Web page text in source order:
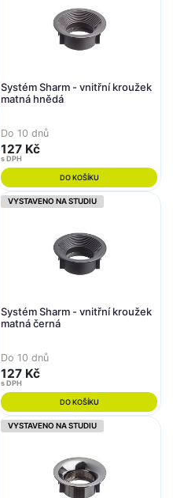
Systém Sharm - vnitřní kroužek
matná hnědá
Do 10 dnů
127 Kč
s DPH
DO KOŠÍKU
VYSTAVENO NA STUDIU
Systém Sharm - vnitřní kroužek
matná černá
Do 10 dnů
127 Kč
s DPH
DO KOŠÍKU
VYSTAVENO NA STUDIU